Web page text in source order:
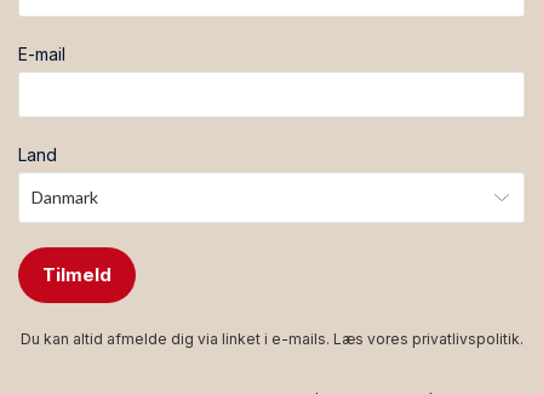
E-mail
Land
Tilmeld
Du kan altid afmelde dig via linket i e-mails. Læs vores privatlivspolitik.